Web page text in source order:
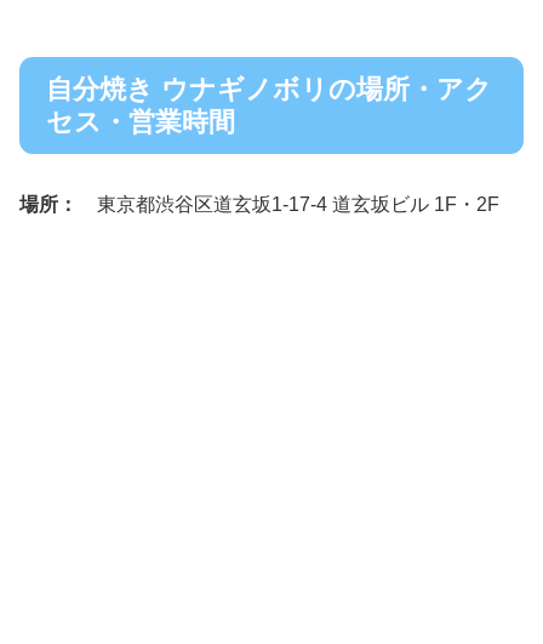
自分焼き ウナギノボリの場所・アク
セス・営業時間
場所： 東京都渋谷区道玄坂1-17-4 道玄坂ビル 1F・2F